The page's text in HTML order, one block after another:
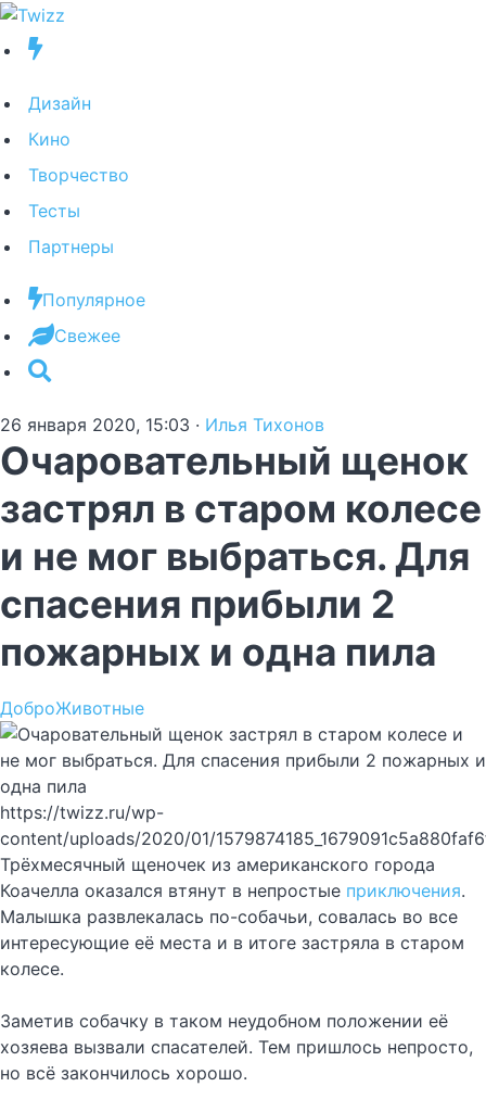
Дизайн
Кино
Творчество
Тесты
Партнеры
Популярное
Свежее
26 января 2020, 15:03 · Илья Тихонов
Очаровательный щенок
застрял в старом колесе
и не мог выбраться. Для
спасения прибыли 2
пожарных и одна пила
ДоброЖивотные
https://twizz.ru/wp-
content/uploads/2020/01/
Трёхмесячный щеночек из американского города
Коачелла оказался втянут в непростые приключения.
Малышка развлекалась по-собачьи, совалась во все
интересующие её места и в итоге застряла в старом
колесе.
Заметив собачку в таком неудобном положении её
хозяева вызвали спасателей. Тем пришлось непросто,
но всё закончилось хорошо.